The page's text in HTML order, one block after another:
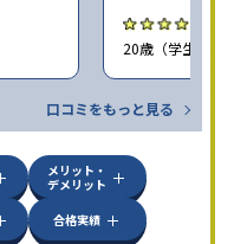
20歳（学生） /
口コミをもっと見る
メリット・
デメリット
合格実績